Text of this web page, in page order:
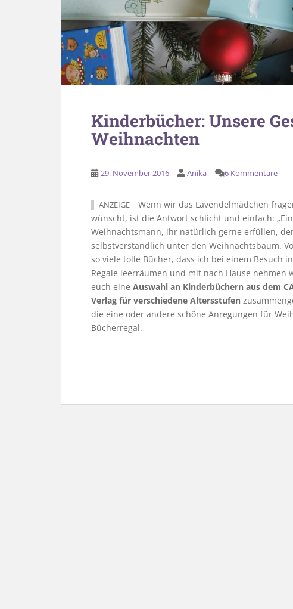
Kinderbücher: Unsere
Weihnachten
29. November 2016 Anika 6 Kommentare
ANZEIGE
Wenn wir das Lavendelmädchen
wünscht, ist die Antwort schlicht und einfach:
Weihnachtsmann, ihr natürlich gerne erfüllen,
selbstverständlich unter den Weihnachtsbaum.
so viele tolle Bücher, dass ich bei einem Besuch
Regale leerräumen und mit nach Hause
euch eine Auswahl an Kinderbüchern aus dem
Verlag für verschiedene Altersstufen
die eine oder andere schöne Anregungen für
Bücherregal.